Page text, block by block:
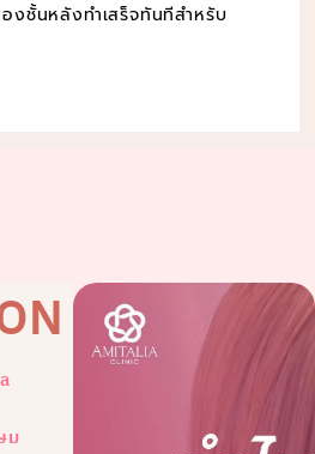
งชั้นหลังทำเสร็จทันทีสำหรับ
ม